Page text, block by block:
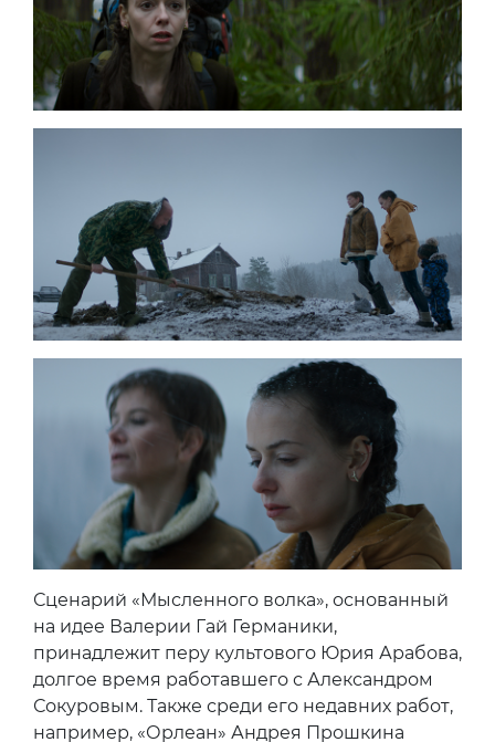
Сценарий «Мысленного волка», основанный
на идее Валерии Гай Германики,
принадлежит перу культового Юрия Арабова,
долгое время работавшего с Александром
Сокуровым. Также среди его недавних работ,
например, «Орлеан» Андрея Прошкина